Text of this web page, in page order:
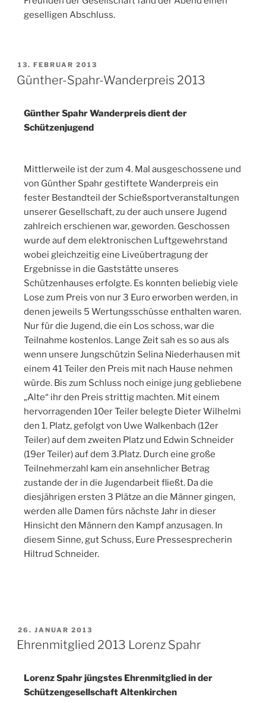
geselligen Abschluss.
13. FEBRUAR 2013
Günther-Spahr-Wanderpreis 2013
Günther Spahr Wanderpreis dient der
Schützenjugend
Mittlerweile ist der zum 4. Mal ausgeschossene und
von Günther Spahr gestiftete Wanderpreis ein
fester Bestandteil der Schießsportveranstaltungen
unserer Gesellschaft, zu der auch unsere Jugend
zahlreich erschienen war, geworden. Geschossen
wurde auf dem elektronischen Luftgewehrstand
wobei gleichzeitig eine Liveübertragung der
Ergebnisse in die Gaststätte unseres
Schützenhauses erfolgte. Es konnten beliebig viele
Lose zum Preis von nur 3 Euro erworben werden, in
denen jeweils 5 Wertungsschüsse enthalten waren.
Nur für die Jugend, die ein Los schoss, war die
Teilnahme kostenlos. Lange Zeit sah es so aus als
wenn unsere Jungschützin Selina Niederhausen mit
einem 41 Teiler den Preis mit nach Hause nehmen
würde. Bis zum Schluss noch einige jung gebliebene
„Alte“ ihr den Preis strittig machten. Mit einem
hervorragenden 10er Teiler belegte Dieter Wilhelmi
den 1. Platz, gefolgt von Uwe Walkenbach (12er
Teiler) auf dem zweiten Platz und Edwin Schneider
(19er Teiler) auf dem 3.Platz. Durch eine große
Teilnehmerzahl kam ein ansehnlicher Betrag
zustande der in die Jugendarbeit fließt. Da die
diesjährigen ersten 3 Plätze an die Männer gingen,
werden alle Damen fürs nächste Jahr in dieser
Hinsicht den Männern den Kampf anzusagen. In
diesem Sinne, gut Schuss, Eure Pressesprecherin
Hiltrud Schneider.
26. JANUAR 2013
Ehrenmitglied 2013 Lorenz Spahr
Lorenz Spahr jüngstes Ehrenmitglied in der
Schützengesellschaft Altenkirchen